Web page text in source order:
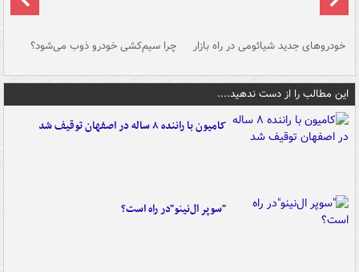
خودروهای جدید شیائومی در راه بازار چرا سیم‌کشی خودرو ذوب می‌شود؟
این مطالب را از دست ندهید....
کامیون با راننده ۸ ساله در اصفهان توقیف شد
"سوپر ال‌نینو"در راه است؟